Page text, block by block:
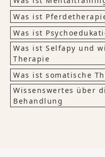
Was ist
Was ist
Was ist Selfapy und
Therapie
Was ist somatische
Wissenswertes über
Behandlung